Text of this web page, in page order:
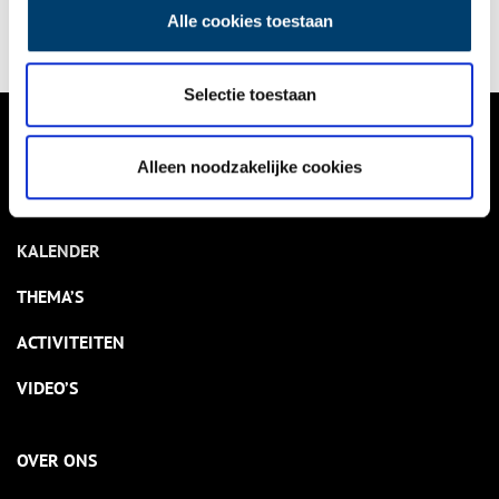
Alle cookies toestaan
Selectie toestaan
Alleen noodzakelijke cookies
NIEUWS
KALENDER
THEMA’S
ACTIVITEITEN
VIDEO’S
OVER ONS